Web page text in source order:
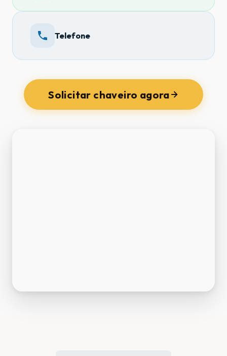
Telefone
Solicitar chaveiro agora